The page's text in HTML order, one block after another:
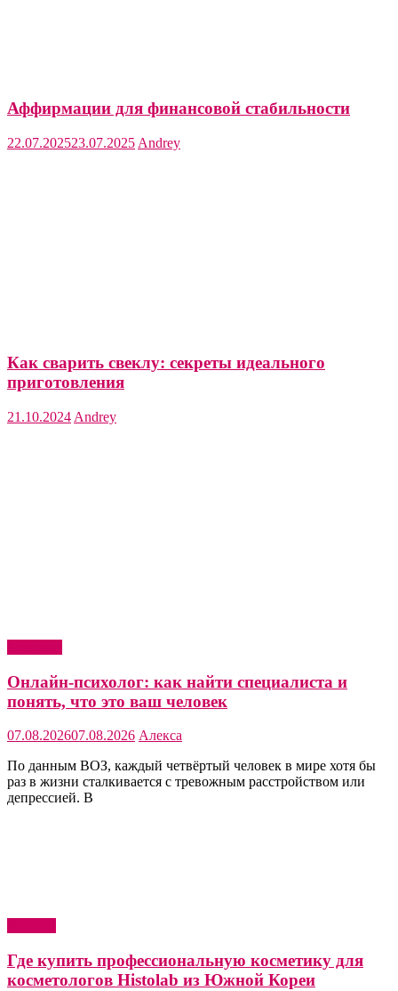
Аффирмации для финансовой стабильности
22.07.202523.07.2025 Andrey
Как сварить свеклу: секреты идеального
приготовления
21.10.2024 Andrey
Онлайн-психолог: как найти специалиста и
понять, что это ваш человек
07.08.202607.08.2026 Алекса
По данным ВОЗ, каждый четвёртый человек в мире хотя бы
раз в жизни сталкивается с тревожным расстройством или
депрессией. В
Где купить профессиональную косметику для
косметологов Histolab из Южной Кореи